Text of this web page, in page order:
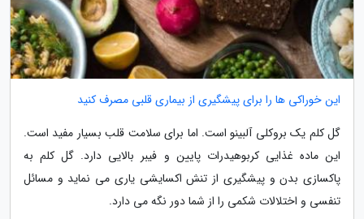
این خوراکی ها را برای پیشگیری از بیماری قلبی مصرف کنید
گل کلم یک بروکلی آلبینو است. اما برای سلامت قلب بسیار مفید است.
این ماده غذایی کربوهیدرات پایین و فیبر بالایی دارد. گل کلم به
پاکسازی بدن و پیشگیری از تنش اکسایشی یاری می نماید و مسائل
تنفسی و اختلالات شکمی را از شما دور نگه می دارد.